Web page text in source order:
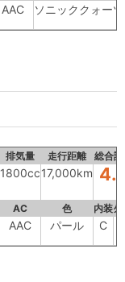
AAC ソニッククォーツ
排気量 走行距離 総合評
1800cc17,000km
AC 色 内装
AAC パール C